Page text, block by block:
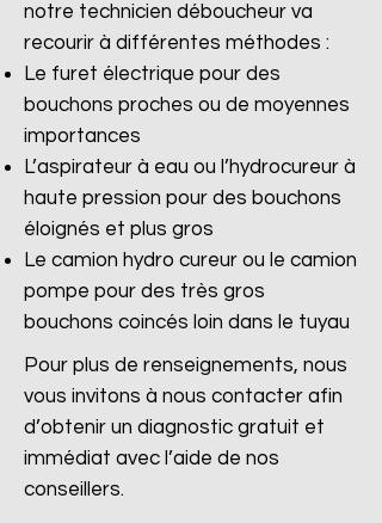
notre technicien déboucheur va
recourir à différentes méthodes :
Le furet électrique pour des
bouchons proches ou de moyennes
importances
L’aspirateur à eau ou l’hydrocureur à
haute pression pour des bouchons
éloignés et plus gros
Le camion hydro cureur ou le camion
pompe pour des très gros
bouchons coincés loin dans le tuyau
Pour plus de renseignements, nous
vous invitons à nous contacter afin
d’obtenir un diagnostic gratuit et
immédiat avec l’aide de nos
conseillers.